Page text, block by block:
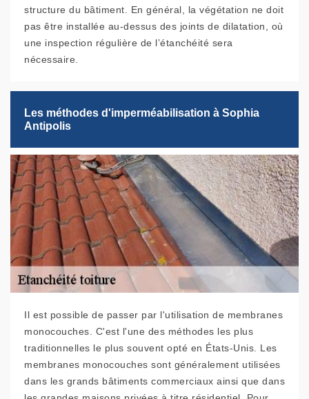
structure du bâtiment. En général, la végétation ne doit
pas être installée au-dessus des joints de dilatation, où
une inspection régulière de l’étanchéité sera
nécessaire.
Les méthodes d'imperméabilisation à Sophia
Antipolis
Il est possible de passer par l'utilisation de membranes
monocouches. C'est l'une des méthodes les plus
traditionnelles le plus souvent opté en États-Unis. Les
membranes monocouches sont généralement utilisées
dans les grands bâtiments commerciaux ainsi que dans